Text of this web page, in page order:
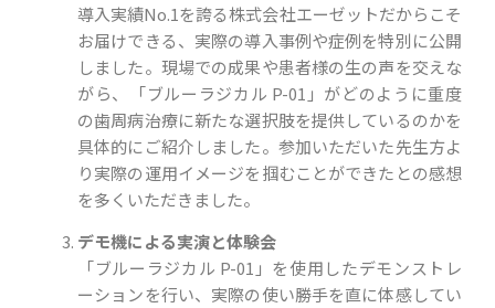
導入実績No.1を誇る株式会社エーゼットだからこそ
お届けできる、実際の導入事例や症例を特別に公開
しました。現場での成果や患者様の生の声を交えな
がら、「ブルーラジカル P-01」がどのように重度
の歯周病治療に新たな選択肢を提供しているのかを
具体的にご紹介しました。参加いただいた先生方よ
り実際の運用イメージを掴むことができたとの感想
を多くいただきました。
デモ機による実演と体験会
「ブルーラジカル P-01」を使用したデモンストレ
ーションを行い、実際の使い勝手を直に体感してい